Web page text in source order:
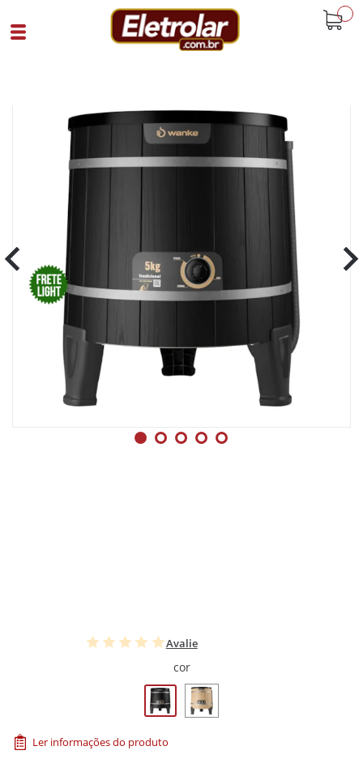
Eletrodomésticos
Lavadora De Roupas Tradicional Madeira
Wanke 220V Preto
Avalie
cor
Ler informações do produto